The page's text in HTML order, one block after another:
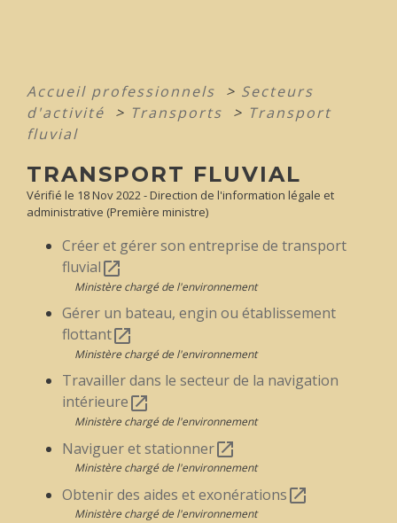
Accueil professionnels > Secteurs
d'activité
> Transports > Transport
fluvial
TRANSPORT FLUVIAL
Vérifié le 18 Nov 2022 - Direction de l'information légale et
administrative (Première ministre)
Créer et gérer son entreprise de transport
fluvialopen_in_new
Ministère chargé de l'environnement
Gérer un bateau, engin ou établissement
flottantopen_in_new
Ministère chargé de l'environnement
Travailler dans le secteur de la navigation
intérieureopen_in_new
Ministère chargé de l'environnement
Naviguer et stationneropen_in_new
Ministère chargé de l'environnement
Obtenir des aides et exonérations open_in_new
Ministère chargé de l'environnement